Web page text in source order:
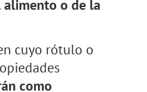
o de la
cuyo rótulo o
como